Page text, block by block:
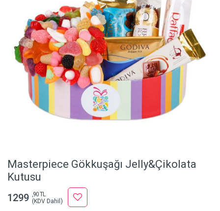
Masterpiece Gökkuşağı Jelly&Çikolata
Kutusu
1299 ,90 TL
(KDV Dahil)